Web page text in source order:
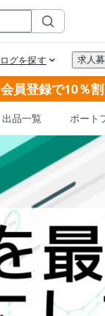
会員登録で10％
出品一覧 ポート